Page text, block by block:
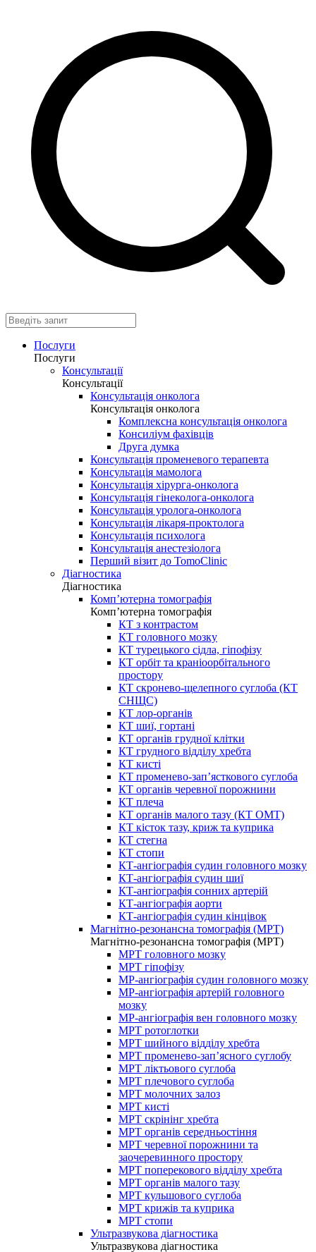
Послуги
Послуги
Консультації
Консультації
Консультація онколога
Консультація онколога
Комплексна консультація онколога
Консиліум фахівців
Друга думка
Консультація променевого терапевта
Консультація мамолога
Консультація хірурга-онколога
Консультація гінеколога-онколога
Консультація уролога-онколога
Консультація лікаря-проктолога
Консультація психолога
Консультація анестезіолога
Перший візит до TomoClinic
Діагностика
Діагностика
Комп’ютерна томографія
Комп’ютерна томографія
КТ з контрастом
КТ головного мозку
КТ турецького сідла, гіпофізу
КТ орбіт та краніоорбітального
простору
КТ скронево-щелепного суглоба (КТ
СНЩС)
КТ лор-органів
КТ шиї, гортані
КТ органів грудної клітки
КТ грудного відділу хребта
КТ кисті
КТ променево-зап’ясткового суглоба
КТ органів черевної порожнини
КТ плеча
КТ органів малого тазу (КТ ОМТ)
КТ кісток тазу, криж та куприка
КТ стегна
КТ стопи
КТ-ангіографія судин головного мозку
КТ-ангіографія судин шиї
КТ-ангіографія сонних артерій
КТ-ангіографія аорти
КТ-ангіографія судин кінцівок
Магнітно-резонансна томографія (МРТ)
Магнітно-резонансна томографія (МРТ)
МРТ головного мозку
МРТ гіпофізу
МР-ангіографія судин головного мозку
МР-ангіографія артерій головного
мозку
МР-ангіографія вен головного мозку
МРТ ротоглотки
МРТ шийного відділу хребта
МРТ променево-зап’ясного суглобу
МРТ ліктьового суглоба
МРТ плечового суглоба
МРТ молочних залоз
МРТ кисті
МРТ скрінінг хребта
МРТ органів середньостіння
МРТ черевної порожнини та
заочеревинного простору
МРТ поперекового відділу хребта
МРТ органів малого тазу
МРТ кульшового суглоба
МРТ крижів та куприка
МРТ стопи
Ультразвукова діагностика
Ультразвукова діагностика